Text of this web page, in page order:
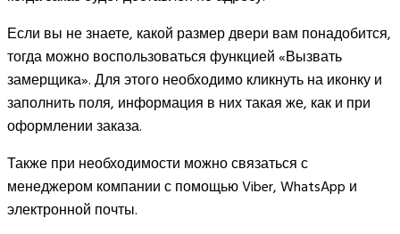
Если вы не знаете, какой размер двери вам понадобится,
тогда можно воспользоваться функцией «Вызвать
замерщика». Для этого необходимо кликнуть на иконку и
заполнить поля, информация в них такая же, как и при
оформлении заказа.
Также при необходимости можно связаться с
менеджером компании с помощью Viber, WhatsApp и
электронной почты.